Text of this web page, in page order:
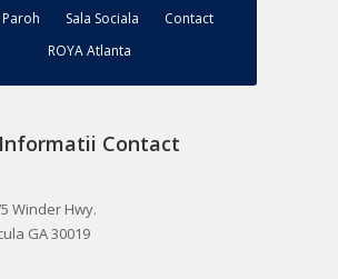
Sala Sociala
Contact
ROYA Atlanta
Informatii Contact
Winder Hwy.
GA 30019